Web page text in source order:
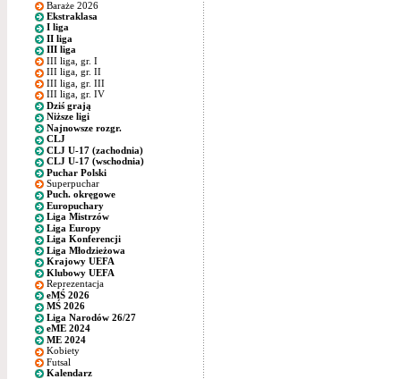
Baraże 2026
Ekstraklasa
I liga
II liga
III liga
III liga, gr. I
III liga, gr. II
III liga, gr. III
III liga, gr. IV
Dziś grają
Niższe ligi
Najnowsze rozgr.
CLJ
CLJ U-17 (zachodnia)
CLJ U-17 (wschodnia)
Puchar Polski
Superpuchar
Puch. okręgowe
Europuchary
Liga Mistrzów
Liga Europy
Liga Konferencji
Liga Młodzieżowa
Krajowy UEFA
Klubowy UEFA
Reprezentacja
eMŚ 2026
MŚ 2026
Liga Narodów 26/27
eME 2024
ME 2024
Kobiety
Futsal
Kalendarz